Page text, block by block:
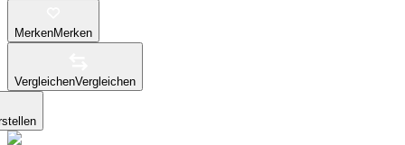
MerkenMerken
VergleichenVergleichen